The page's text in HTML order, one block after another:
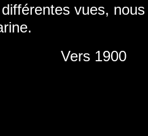
vues,
Vers 1900